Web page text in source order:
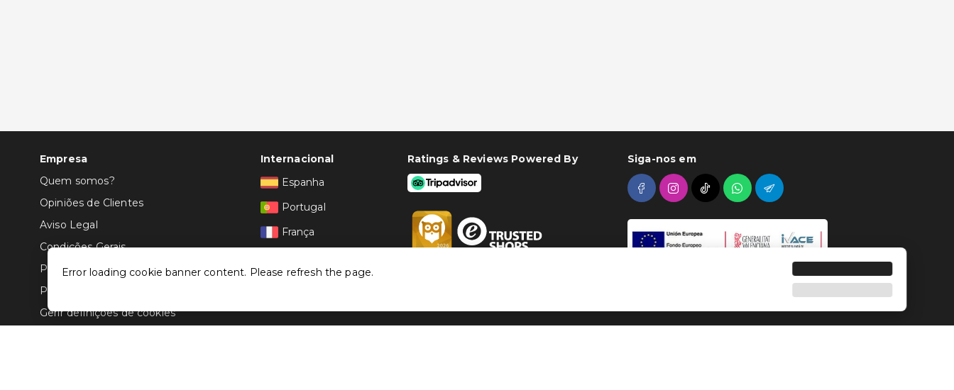
Empresa
Quem somos?
Opiniões de Clientes
Aviso Legal
Condições Gerais
Politica de Privacidade
Política de Cookies
Gerir definições de cookies
Internacional
Espanha
Portugal
França
Ratings & Reviews Powered By Siga-nos em
Error loading cookie banner content. Please refresh the page.